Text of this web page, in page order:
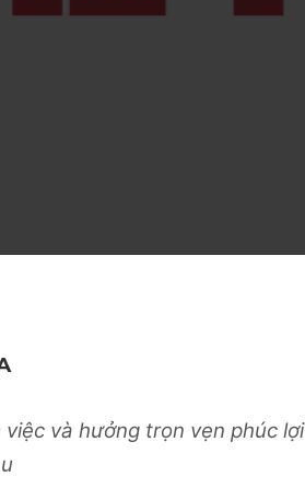
và hưởng trọn vẹn phúc lợi